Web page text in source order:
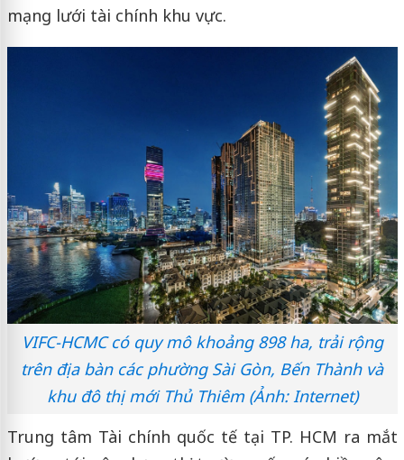
mạng lưới tài chính khu vực.
VIFC-HCMC có quy mô khoảng 898 ha, trải rộng
trên địa bàn các phường Sài Gòn, Bến Thành và
khu đô thị mới Thủ Thiêm (Ảnh: Internet)
Trung tâm Tài chính quốc tế tại TP. HCM ra mắt